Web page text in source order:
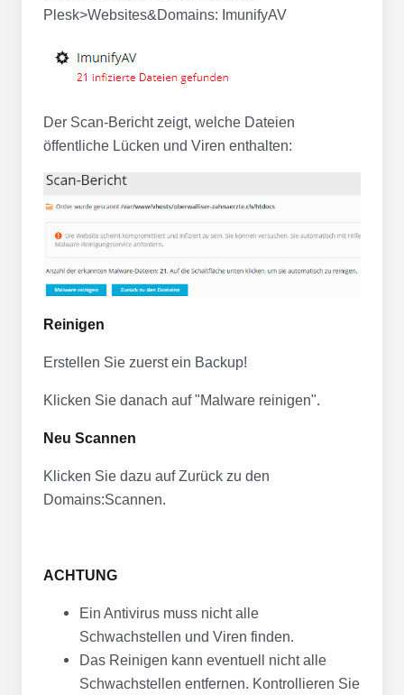
Plesk>Websites&Domains: ImunifyAV
Der Scan-Bericht zeigt, welche Dateien
öffentliche Lücken und Viren enthalten:
Reinigen
Erstellen Sie zuerst ein Backup!
Klicken Sie danach auf "Malware reinigen".
Neu Scannen
Klicken Sie dazu auf Zurück zu den
Domains:Scannen.
ACHTUNG
Ein Antivirus muss nicht alle
Schwachstellen und Viren finden.
Das Reinigen kann eventuell nicht alle
Schwachstellen entfernen. Kontrollieren Sie